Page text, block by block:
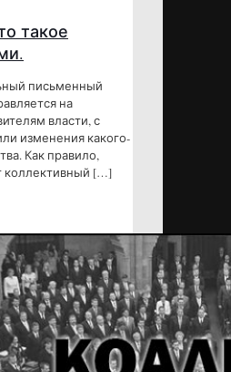
такое
письменный
на
власти, с
изменения какого-
Как правило,
коллективный […]